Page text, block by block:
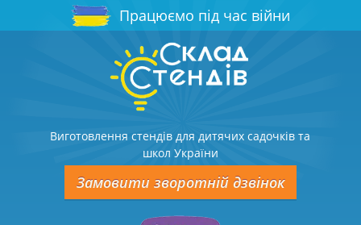
Працюємо під час війни
Виготовлення стендів для дитячих садочків та
школ України
Замовити зворотній дзвінок